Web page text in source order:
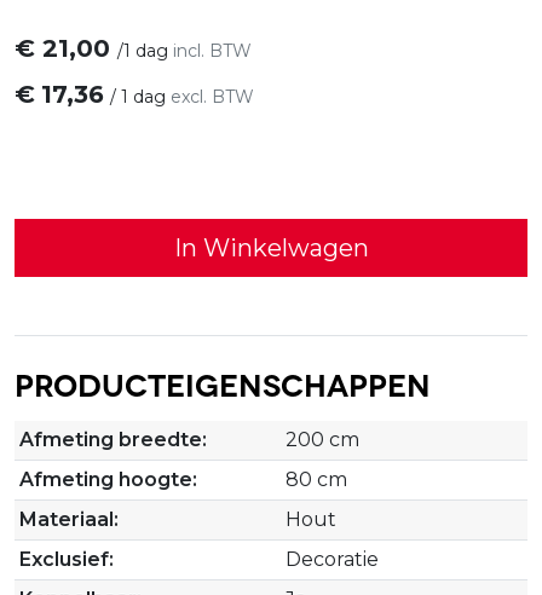
€ 21,00 /1 dag incl. BTW
€ 17,36 / 1 dag excl. BTW
In Winkelwagen
Producteigenschappen
Afmeting breedte:
200 cm
Afmeting hoogte:
80 cm
Materiaal:
Hout
Exclusief:
Decoratie